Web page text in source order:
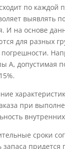
по каждой
выявлять
И на основе
для разных
А, допустимая
при
сроки
придется